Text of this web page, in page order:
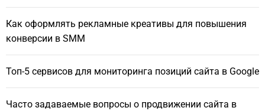
Как оформлять рекламные креативы для повышения
конверсии в SMM
Топ-5 сервисов для мониторинга позиций сайта в Google
Часто задаваемые вопросы о продвижении сайта в